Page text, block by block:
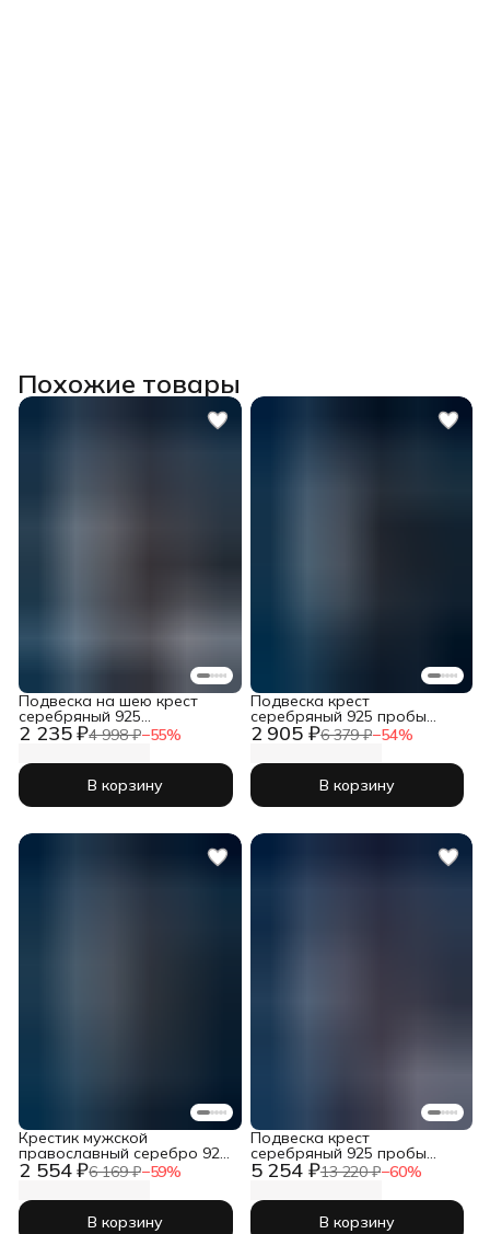
Похожие товары
2 235 ₽4 998 ₽−55%
Подвеска на шею крест
серебряный 925
православный
В корзину
2 905 ₽6 379 ₽−54%
Подвеска крест
серебряный 925 пробы
православный
В корзину
2 554 ₽6 169 ₽−59%
Крестик мужской
православный серебро 925
пробы
В корзину
5 254 ₽13 220 ₽−60%
Подвеска крест
серебряный 925 пробы
православный
В корзину